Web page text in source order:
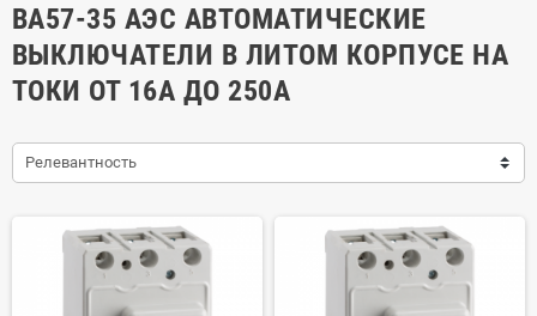
ВА57-35 АЭС АВТОМАТИЧЕСКИЕ
ВЫКЛЮЧАТЕЛИ В ЛИТОМ КОРПУСЕ НА
ТОКИ ОТ 16А ДО 250А
Релевантность